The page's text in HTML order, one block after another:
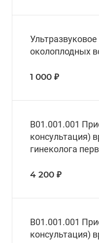
околоплодных
1 000 ₽
В01.001.001
консультация)
гинеколога
4 200 ₽
B01.001.001
консультация)